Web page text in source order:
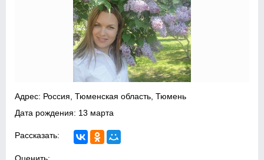
Адрес: Россия, Тюменская область, Тюмень
Дата рождения: 13 марта
Рассказать: